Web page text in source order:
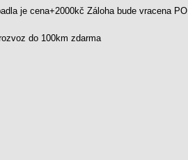
je cena+2000kč Záloha bude vracena PO
do 100km zdarma